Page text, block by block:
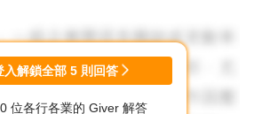
入解鎖全部 5 則回答
位各行各業的 Giver 解答